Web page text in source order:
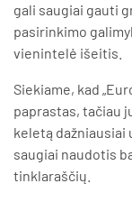
gali saugiai gauti
pasirinkimo
vienintelė išeitis.
Siekiame, kad
paprastas, tačiau
keletą dažniausiai
saugiai naudotis
tinklaraščių.